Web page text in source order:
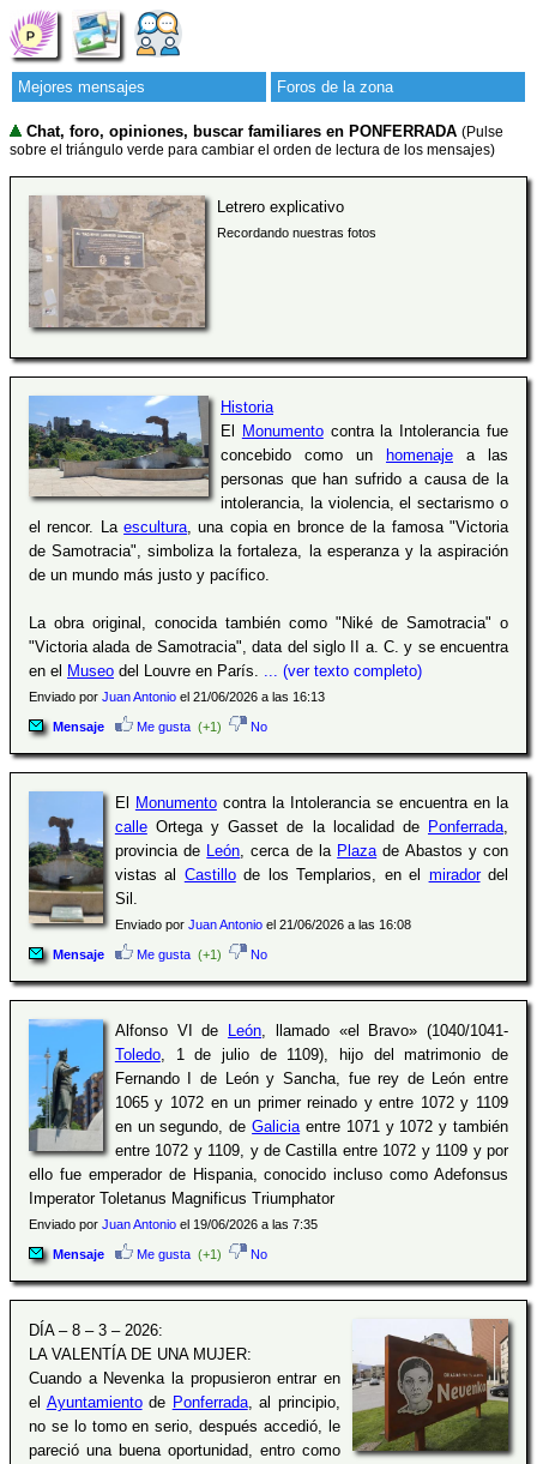
Mejores mensajes Foros de la zona
Chat, foro, opiniones, buscar familiares en PONFERRADA (Pulse
sobre el triángulo verde para cambiar el orden de lectura de los mensajes)
Letrero explicativo
Recordando nuestras fotos
Historia
El
Monumentocontra la Intolerancia fue
concebido como un
homenaje a las
personas que han sufrido a causa de la
intolerancia, la violencia, el sectarismo o
el rencor. Laescultura, una copia en bronce de la famosa "Victoria
de Samotracia", simboliza la fortaleza, la esperanza y la aspiración
de un mundo más justo y pacífico.
La obra original, conocida también como "Niké de Samotracia" o
"Victoria alada de Samotracia", data del siglo II a. C. y se encuentra
en el Museo del Louvre en París. ... (ver texto completo)
Enviado por Juan Antonio el 21/06/2026 a las 16:13
Mensaje Me gusta (+1) No
El Monumentocontra la Intolerancia se encuentra en la
calleOrtega y Gasset de la localidad de Ponferrada,
provincia de León, cerca de la Plazade Abastos y con
vistas al Castillode los Templarios, en el miradordel
Sil.
Enviado por Juan Antonioel 21/06/2026 a las 16:08
Mensaje Me gusta (+1) No
Alfonso VI de León, llamado «el Bravo» (1040/1041-
Toledo, 1 de julio de 1109), hijo del matrimonio de
Fernando I de León y Sancha, fue rey de León entre
1065 y 1072 en un primer reinado y entre 1072 y 1109
en un segundo, deGaliciaentre 1071 y 1072 y también
entre 1072 y 1109, y de Castilla entre 1072 y 1109 y por
ello fue emperador de Hispania, conocido incluso como Adefonsus
Imperator Toletanus Magnificus Triumphator
Enviado por Juan Antonio el 19/06/2026 a las 7:35
Mensaje Me gusta (+1) No
DÍA – 8 – 3 – 2026:
LA VALENTÍA DE UNA MUJER:
Cuando a Nevenka la propusieron entrar en
el Ayuntamientode Ponferrada, al principio,
no se lo tomo en serio, después accedió, le
pareció una buena oportunidad, entro como